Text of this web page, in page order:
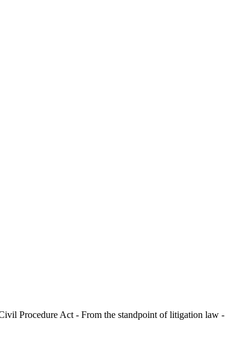
Procedure Act - From the standpoint of litigation law -